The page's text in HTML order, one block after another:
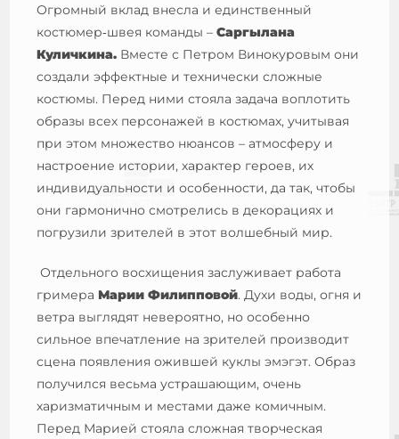
Огромный вклад внесла и единственный
костюмер‑швея команды –Саргылана
Куличкина. Вместе с Петром Винокуровым они
создали эффектные и технически сложные
костюмы. Перед ними стояла задача воплотить
образы всех персонажей в костюмах, учитывая
при этом множество нюансов – атмосферу и
настроение истории, характер героев, их
индивидуальности и особенности, да так, чтобы
они гармонично смотрелись в декорациях и
погрузили зрителей в этот волшебный мир.
Отдельного восхищения заслуживает работа
гримера Марии Филипповой. Духи воды, огня и
ветра выглядят невероятно, но особенно
сильное впечатление на зрителей производит
сцена появления ожившей куклы эмэгэт. Образ
получился весьма устрашающим, очень
харизматичным и местами даже комичным.
Перед Марией стояла сложная творческая